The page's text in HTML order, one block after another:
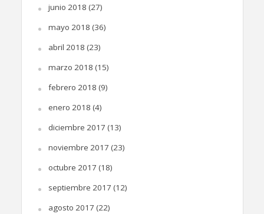
junio 2018 (27)
mayo 2018 (36)
abril 2018 (23)
marzo 2018 (15)
febrero 2018 (9)
enero 2018 (4)
diciembre 2017 (13)
noviembre 2017 (23)
octubre 2017 (18)
septiembre 2017 (12)
agosto 2017 (22)